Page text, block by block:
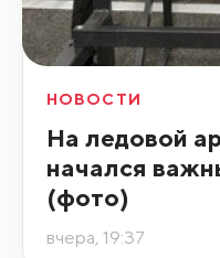
НОВОСТИ
На ледовой
начался
(фото)
вчера, 19:37